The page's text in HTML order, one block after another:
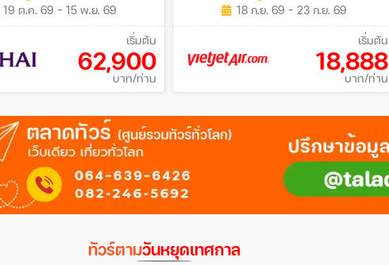
19 ต.ค. 69 - 15 พ.ย. 69
เริ่มต้น
62,900
บาท/ท่าน
18 ก.ย. 69 - 23 ก.ย. 69
เริ่มต้น
18,888
บาท/ท่าน
ทัวร์ตามวันหยุดเทศกาล